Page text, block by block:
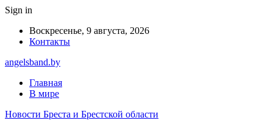
Sign in
Воскресенье, 9 августа, 2026
Контакты
angelsband.by
Главная
В мире
Новости Бреста и Брестской области